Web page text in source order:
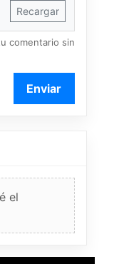
Recargar
comentario sin
Enviar
el